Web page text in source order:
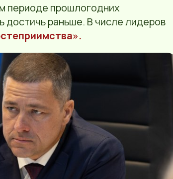
периоде прошлогодних
достичь раньше. В числе лидеров